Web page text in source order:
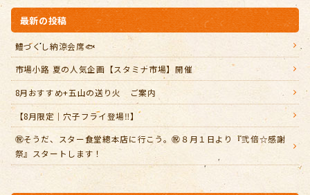
最新の投稿
鱧づくし納涼会席🐟
市場小路 夏の人気企画【スタミナ市場】開催
8月おすすめ+五山の送り火 ご案内
【8月限定｜穴子フライ登場‼️】
㊗️そうだ、スター食堂總本店に行こう。㊗️８月１日より『弐倍☆感謝
祭』スタートします！